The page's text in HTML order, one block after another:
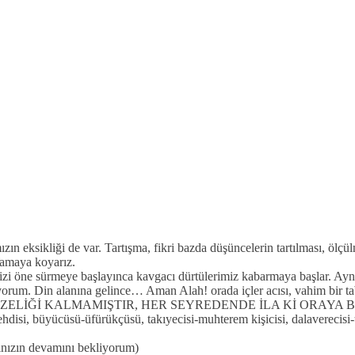
eksikliği de var. Tartışma, fikri bazda düşüncelerin tartılması,
koyarız.
sürmeye başlayınca kavgacı dürtülerimiz kabarmaya başlar.
Din alanına gelince… Aman Alah! orada içler acısı, vahim
KALMAMIŞTIR, HER SEYREDENDE İLA Kİ ORAYA
büyücüsü-üfürükçüsü, takıyecisi-muhterem kişicisi,
devamını bekliyorum)